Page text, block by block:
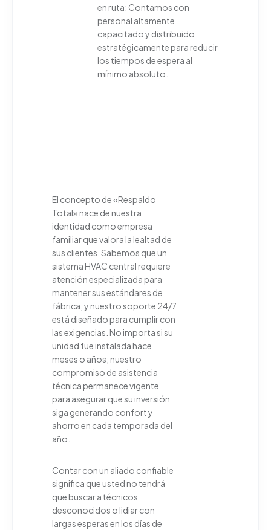
en ruta: Contamos con
personal altamente
capacitado y distribuido
estratégicamente para reducir
los tiempos de espera al
mínimo absoluto.
El concepto de «Respaldo
Total» nace de nuestra
identidad como empresa
familiar que valora la lealtad de
sus clientes. Sabemos que un
sistema HVAC central requiere
atención especializada para
mantener sus estándares de
fábrica, y nuestro soporte 24/7
está diseñado para cumplir con
las exigencias. No importa si su
unidad fue instalada hace
meses o años; nuestro
compromiso de asistencia
técnica permanece vigente
para asegurar que su inversión
siga generando confort y
ahorro en cada temporada del
año.
Contar con un aliado confiable
significa que usted no tendrá
que buscar a técnicos
desconocidos o lidiar con
largas esperas en los días de